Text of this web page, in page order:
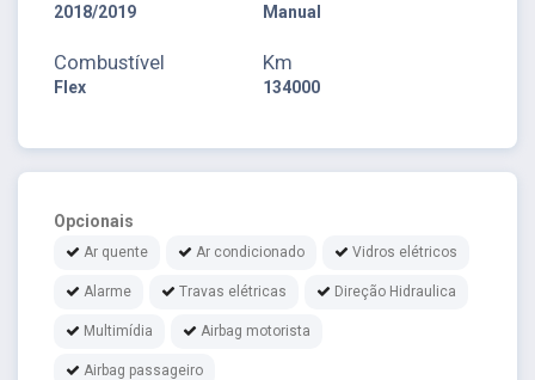
2018/2019 Manual
Combustível
Flex
Km
134000
Opcionais
Ar quente Ar condicionado Vidros elétricos
Alarme Travas elétricas Direção Hidraulica
Multimídia Airbag motorista
Airbag passageiro